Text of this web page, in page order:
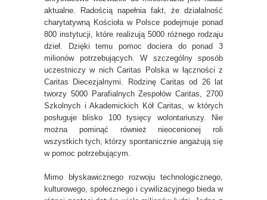
aktualne. Radością napełnia fakt, że działalność
charytatywną Kościoła w Polsce podejmuje ponad
800 instytucji, które realizują 5000 różnego rodzaju
dzieł. Dzięki temu pomoc dociera do ponad 3
milionów potrzebujących. W szczególny sposób
uczestniczy w nich Caritas Polska w łączności z
Caritas Diecezjalnymi. Rodzinę Caritas od 26 lat
tworzy 5000 Parafialnych Zespołów Caritas, 2700
Szkolnych i Akademickich Kół Caritas, w których
posługuje blisko 100 tysięcy wolontariuszy. Nie
można pominąć również nieocenionej roli
wszystkich tych, którzy spontanicznie angażują się
w pomoc potrzebującym.
Mimo błyskawicznego rozwoju technologicznego,
kulturowego, społecznego i cywilizacyjnego bieda w